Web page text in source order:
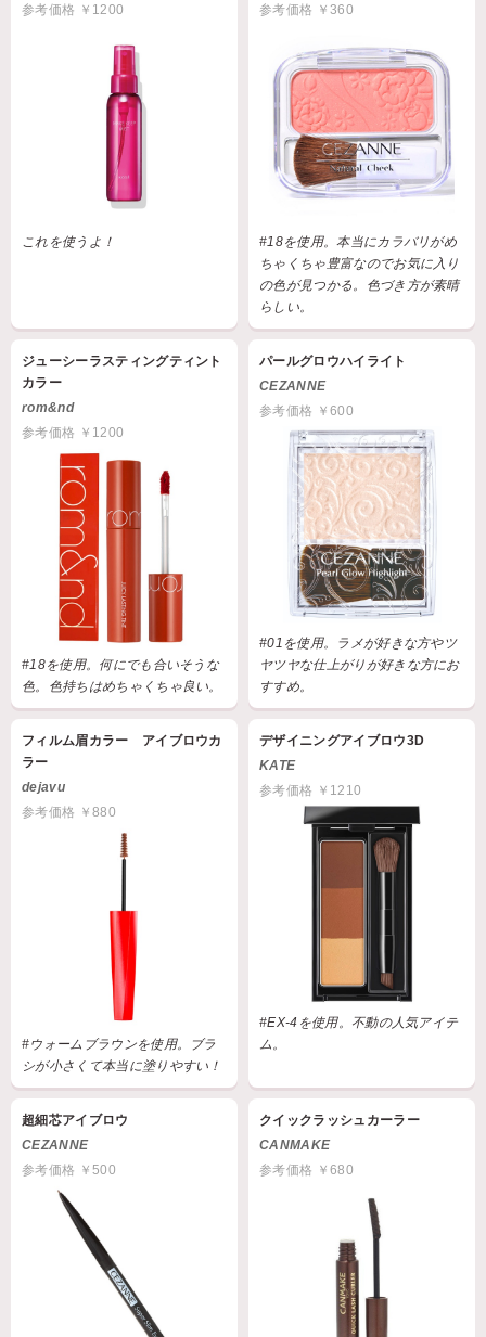
参考価格 ￥1200
これを使うよ！
参考価格 ￥360
#18を使用。本当にカラバリがめ
ちゃくちゃ豊富なのでお気に入り
の色が見つかる。色づき方が素晴
らしい。
ジューシーラスティングティント
カラー
rom&nd
参考価格 ￥1200
#18を使用。何にでも合いそうな
色。色持ちはめちゃくちゃ良い。
パールグロウハイライト
CEZANNE
参考価格 ￥600
#01を使用。ラメが好きな方やツ
ヤツヤな仕上がりが好きな方にお
すすめ。
フィルム眉カラー アイブロウカ
ラー
dejavu
参考価格 ￥880
#ウォームブラウンを使用。ブラ
シが小さくて本当に塗りやすい！
デザイニングアイブロウ3D
KATE
参考価格 ￥1210
#EX-4を使用。不動の人気アイテ
ム。
超細芯アイブロウ
CEZANNE
参考価格 ￥500
クイックラッシュカーラー
CANMAKE
参考価格 ￥680